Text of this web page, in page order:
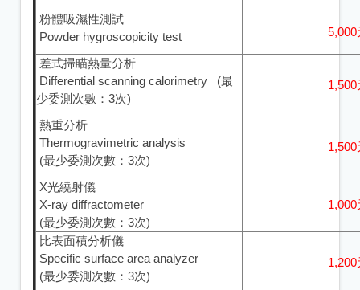
粉體吸濕性測試
Powder hygroscopicity test
差式掃瞄熱量分析
Differential scanning calorimetry (最
少委測次數：3次)
熱重分析
Thermogravimetric analysis
(最少委測次數：3次)
X光繞射儀
X-ray diffractometer
(最少委測次數：3次)
比表面積分析儀
Specific surface area analyzer
(最少委測次數：3次)